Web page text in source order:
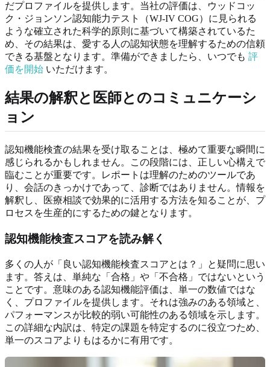
だプロファイルを提供します。当社の評価は、ウッドコッ
ク・ジョンソン認知能力テスト（WJ-IV COG）に見られる
ような確立された科学的原則に基づいて構築されているた
め、その結果は、愛する人の認知状態を理解するための信頼
できる基盤となります。準備ができましたら、いつでも 評
価を開始 いただけます。
結果の解釈と医師とのコミュニケーシ
ョン
認知機能検査の結果を受け取ることは、極めて重要な瞬間に
感じられるかもしれません。この段階には、正しい心構えで
臨むことが重要です。レポートは理解のためのツールであ
り、会話のきっかけであって、診断ではありません。情報を
解釈し、医療相談で効果的に活用する方法を知ることが、プ
ロセスを生産的にするための鍵となります。
認知機能検査スコアを読み解く
多くの人が「良い認知機能検査スコアとは？」と疑問に思い
ます。答えは、単純な「合格」や「不合格」ではないという
ことです。意味のある認知機能評価は、単一の数値ではな
く、プロファイルを提供します。それは強みのある領域と、
パフォーマンスが比較的弱い可能性のある領域を示します。
この詳細な内訳は、特定の課題を特定するのに役立つため、
単一のスコアよりもはるかに有用です。